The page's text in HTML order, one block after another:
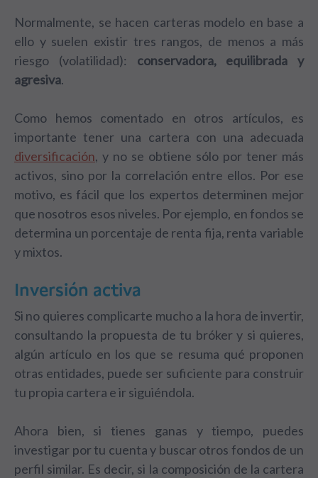
Normalmente, se hacen carteras modelo en base a
ello y suelen existir tres rangos, de menos a más
riesgo (volatilidad): conservadora, equilibrada y
agresiva.
Como hemos comentado en otros artículos, es
importante tener una cartera con una adecuada
diversificación, y no se obtiene sólo por tener más
activos, sino por la correlación entre ellos. Por ese
motivo, es fácil que los expertos determinen mejor
que nosotros esos niveles. Por ejemplo, en fondos se
determina un porcentaje de renta fija, renta variable
y mixtos.
Inversión activa
Si no quieres complicarte mucho a la hora de invertir,
consultando la propuesta de tu bróker y si quieres,
algún artículo en los que se resuma qué proponen
otras entidades, puede ser suficiente para construir
tu propia cartera e ir siguiéndola.
Ahora bien, si tienes ganas y tiempo, puedes
investigar por tu cuenta y buscar otros fondos de un
perfil similar. Es decir, si la composición de la cartera